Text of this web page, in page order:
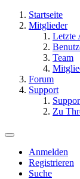
Startseite
Mitglieder
Letzte
Team
Forum
Support
Zu
Anmelden
Registrieren
Suche